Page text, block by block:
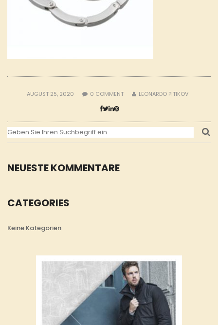
NEUESTE KOMMENTARE
CATEGORIES
Keine Kategorien
AUGUST 25, 2020 0 COMMENT LEONARDO PITIKOV